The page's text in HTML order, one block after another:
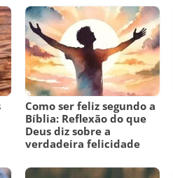
Como ser feliz segundo a
Bíblia: Reflexão do que
Deus diz sobre a
verdadeira felicidade